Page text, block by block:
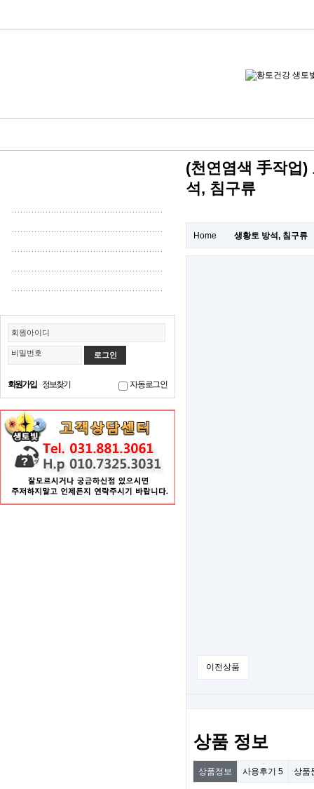
회원아이디
비밀번호
회원가입 정보찾기 자동로그인
(천연염색 手작업
석, 침구류
Home 생황토 방석, 침구류
이전상품
상품 정보
상품정보 사용후기 5 상품